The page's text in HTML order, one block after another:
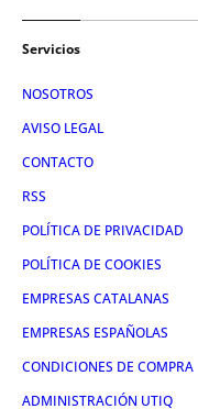
Servicios
NOSOTROS
AVISO LEGAL
CONTACTO
RSS
POLÍTICA DE PRIVACIDAD
POLÍTICA DE COOKIES
EMPRESAS CATALANAS
EMPRESAS ESPAÑOLAS
CONDICIONES DE COMPRA
ADMINISTRACIÓN UTIQ